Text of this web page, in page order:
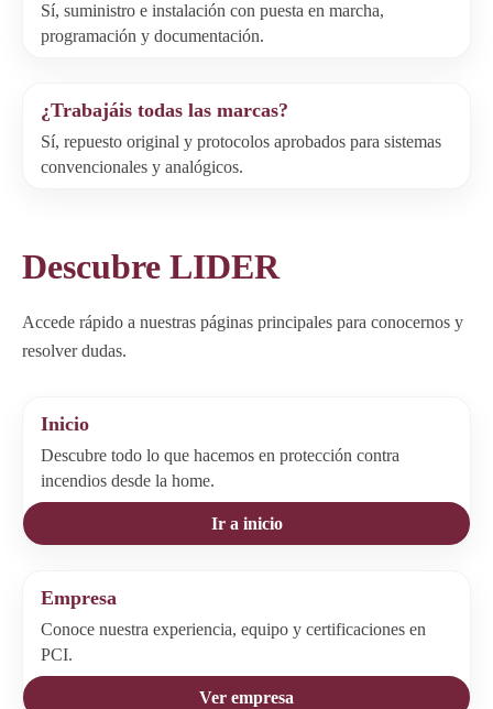
Sí, suministro e instalación con puesta en marcha,
programación y documentación.
¿Trabajáis todas las marcas?
Sí, repuesto original y protocolos aprobados para sistemas
convencionales y analógicos.
Descubre LIDER
Accede rápido a nuestras páginas principales para conocernos y
resolver dudas.
Inicio
Descubre todo lo que hacemos en protección contra
incendios desde la home.
Ir a inicio
Empresa
Conoce nuestra experiencia, equipo y certificaciones en
PCI.
Ver empresa